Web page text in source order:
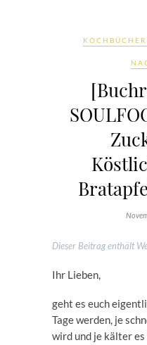
Dieser Beitrag enthält
Ihr Lieben,
geht es euch
Tage werden, je
wird und je kälter